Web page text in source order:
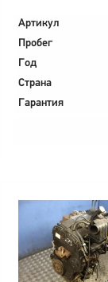
Артикул
Пробег
Год
Страна
Гарантия